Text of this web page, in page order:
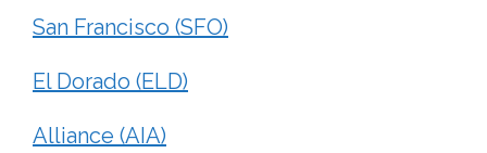
San Francisco (SFO)
El Dorado (ELD)
Alliance (AIA)